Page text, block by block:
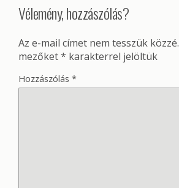
Vélemény, hozzászólás?
Az e-mail címet nem tesszük közzé.
mezőket* karakterrel jelöltük
Hozzászólás *